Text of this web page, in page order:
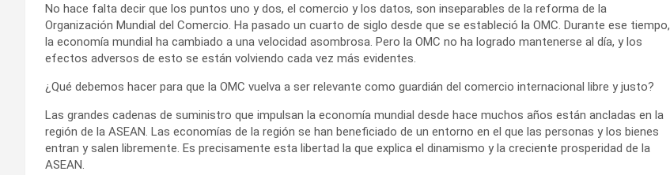
No hace falta decir que los puntos uno y dos, el comercio y los datos, son inseparables de la reforma de la
Organización Mundial del Comercio. Ha pasado un cuarto de siglo desde que se estableció la OMC. Durante ese tiempo,
la economía mundial ha cambiado a una velocidad asombrosa. Pero la OMC no ha logrado mantenerse al día, y los
efectos adversos de esto se están volviendo cada vez más evidentes.
¿Qué debemos hacer para que la OMC vuelva a ser relevante como guardián del comercio internacional libre y justo?
Las grandes cadenas de suministro que impulsan la economía mundial desde hace muchos años están ancladas en la
región de la ASEAN. Las economías de la región se han beneficiado de un entorno en el que las personas y los bienes
entran y salen libremente. Es precisamente esta libertad la que explica el dinamismo y la creciente prosperidad de la
ASEAN.